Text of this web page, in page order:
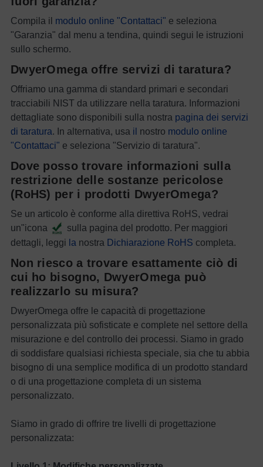
Compila il modulo online "Contattaci" e seleziona
"Garanzia" dal menu a tendina, quindi segui le istruzioni
sullo schermo.
DwyerOmega offre servizi di taratura?
Offriamo una gamma di standard primari e secondari
tracciabili NIST da utilizzare nella taratura. Informazioni
dettagliate sono disponibili sulla nostra pagina dei servizi
di taratura. In alternativa, usa il nostro modulo online
"Contattaci" e seleziona "Servizio di taratura".
Dove posso trovare informazioni sulla
restrizione delle sostanze pericolose
(RoHS) per i prodotti DwyerOmega?
Se un articolo è conforme alla direttiva RoHS, vedrai
un"icona
sulla pagina del prodotto. Per maggiori
dettagli, leggi la nostra Dichiarazione RoHS completa.
Non riesco a trovare esattamente ciò di
cui ho bisogno, DwyerOmega può
realizzarlo su misura?
DwyerOmega offre le capacità di progettazione
personalizzata più sofisticate e complete nel settore della
misurazione e del controllo dei processi. Siamo in grado
di soddisfare qualsiasi richiesta speciale, sia che tu abbia
bisogno di una semplice modifica di un prodotto standard
o di una progettazione completa di un sistema
personalizzato.
Siamo in grado di offrire tre livelli di progettazione
personalizzata: